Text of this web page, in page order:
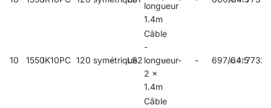
longueur
1.4m
10 1550IK10PC 120 symétrique
- LS2
Câble
-
longueur
2 x
1.4m
- - - 697/64.5
Câble